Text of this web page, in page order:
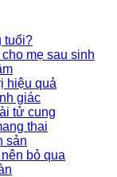
tuổi?
mẹ sau sinh
hiệu quả
giác
tử cung
thai
sản
bỏ qua